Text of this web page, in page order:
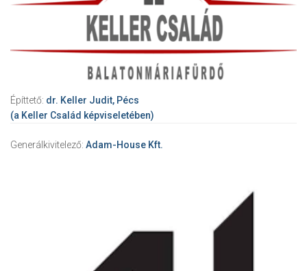
Építtető: dr. Keller Judit, Pécs
(a Keller Család képviseletében)
Generálkivitelező: Adam-House Kft.